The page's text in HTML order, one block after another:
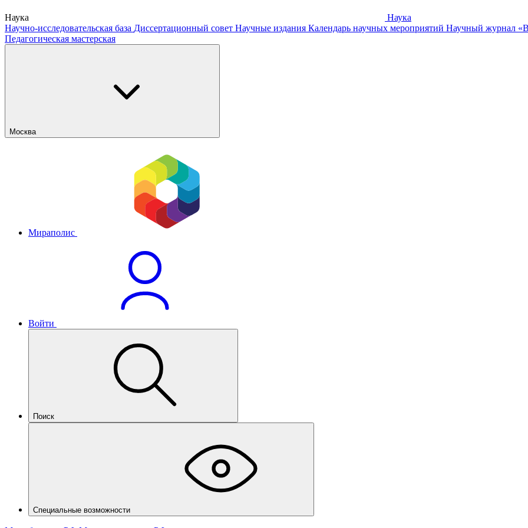
Наука
Наука
Научно-исследовательская база Диссертационный совет Научные издания Календарь научных мероприятий Научный журнал
Педагогическая мастерская
Москва
Мираполис
Войти
Поиск
Специальные возможности